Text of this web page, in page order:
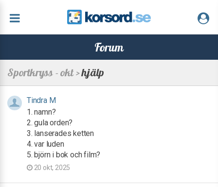
Forum
Sportkryss - okt >hjälp
Tindra M
1. namn?
2. gula orden?
3. lanserades ketten
4. var luden
5. björn i bok och film?
20 okt, 2025